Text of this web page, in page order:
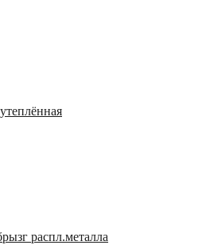
распл.металла